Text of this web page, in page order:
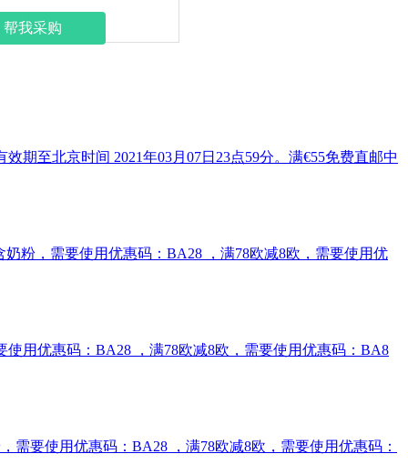
帮我采购
期至北京时间 2021年03月07日23点59分。满€55免费直邮中
奶粉，需要使用优惠码：BA28 ，满78欧减8欧，需要使用优
使用优惠码：BA28 ，满78欧减8欧，需要使用优惠码：BA8
需要使用优惠码：BA28 ，满78欧减8欧，需要使用优惠码：